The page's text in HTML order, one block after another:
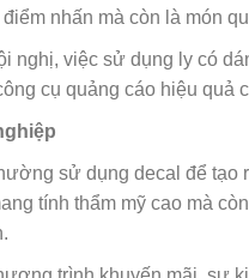
nhấn mà còn là món
nghị, việc sử dụng ly có
cụ quảng cáo hiệu quả
sử dụng decal để tạo
tính thẩm mỹ cao mà